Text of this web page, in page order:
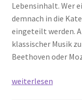
Lebensinhalt. Wer
demnach in die
eingeteilt werden.
klassischer Musik
Beethoven oder
Beethoven
weiterlesen